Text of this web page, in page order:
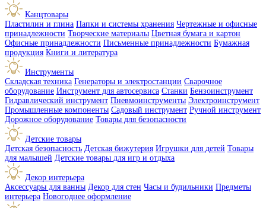
Канцтовары
Пластилин и глина Папки и системы хранения Чертежные и офисные
принадлежности Творческие материалы Цветная бумага и картон
Офисные принадлежности Письменные принадлежности Бумажная
продукция Книги и литература
Инструменты
Складская техника Генераторы и электростанции Сварочное
оборудование Инструмент для автосервиса Станки Бензоинструмент
Гидравлический инструмент Пневмоинструменты Электроинструмент
Промышленные компоненты Садовый инструмент Ручной инструмент
Дорожное оборудование Товары для безопасности
Детские товары
Детская безопасность Детская бижутерия Игрушки для детей Товары
для малышей Детские товары для игр и отдыха
Декор интерьера
Аксессуары для ванны Декор для стен Часы и будильники Предметы
интерьера Новогоднее оформление